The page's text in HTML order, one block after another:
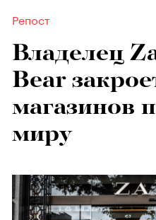
Репост
Владелец
Bear
магазинов
миру